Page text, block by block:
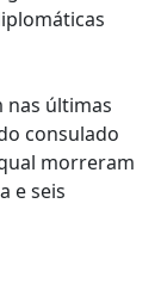
nas últimas
consulado
morreram
e seis